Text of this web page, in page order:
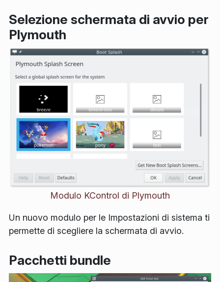
Selezione schermata di avvio per
Plymouth
Modulo KControl di Plymouth
Un nuovo modulo per le Impostazioni di sistema ti
permette di scegliere la schermata di avvio.
Pacchetti bundle